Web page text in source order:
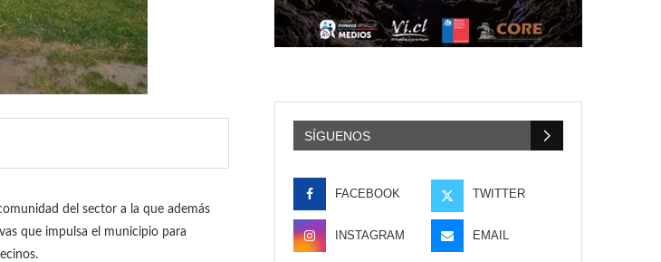
del sector a la que además
que impulsa el municipio para
SÍGUENOS
FACEBOOK TWITTER
INSTAGRAM EMAIL